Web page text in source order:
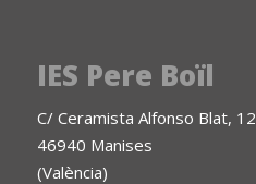
IES Pere Boïl
C/ Ceramista Alfonso Blat, 12
46940 Manises
(València)